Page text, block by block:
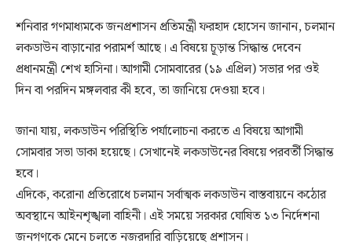
শনিবার গণমাধ্যমকে জনপ্রশাসন প্রতিমন্ত্রী ফরহাদ হোসেন জানান, চলমান
লকডাউন বাড়ানোর পরামর্শ আছে। এ বিষয়ে চূড়ান্ত সিদ্ধান্ত দেবেন
প্রধানমন্ত্রী শেখ হাসিনা। আগামী সোমবারের (১৯ এপ্রিল) সভার পর ওই
দিন বা পরদিন মঙ্গলবার কী হবে, তা জানিয়ে দেওয়া হবে।
জানা যায়, লকডাউন পরিস্থিতি পর্যালোচনা করতে এ বিষয়ে আগামী
সোমবার সভা ডাকা হয়েছে। সেখানেই লকডাউনের বিষয়ে পরবর্তী সিদ্ধান্ত
হবে।
এদিকে, করোনা প্রতিরোধে চলমান সর্বাত্মক লকডাউন বাস্তবায়নে কঠোর
অবস্থানে আইনশৃঙ্খলা বাহিনী। এই সময়ে সরকার ঘোষিত ১৩ নির্দেশনা
জনগণকে মেনে চলতে নজরদারি বাড়িয়েছে প্রশাসন।